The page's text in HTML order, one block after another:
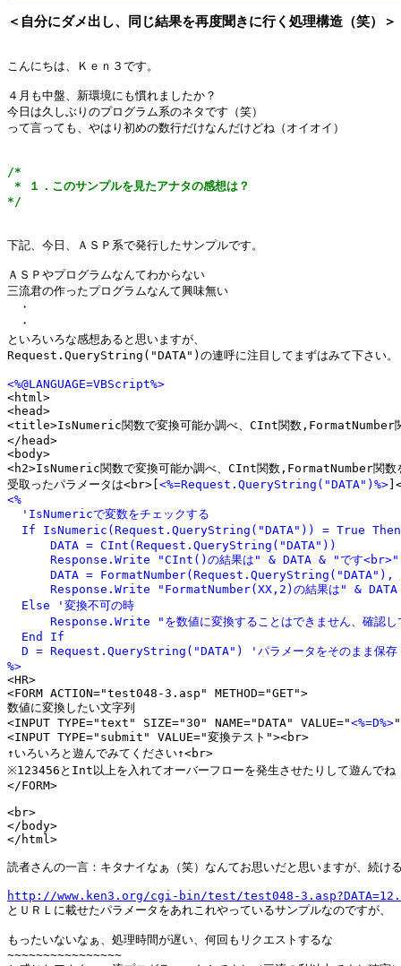
＜自分にダメ出し、同じ結果を再度聞きに行く処理構造（笑）＞
こんにちは、Ｋｅｎ３です。
４月も中盤、新環境にも慣れましたか？
今日は久しぶりのプログラム系のネタです（笑）
って言っても、やはり初めの数行だけなんだけどね（オイオイ）
/*
* １．このサンプルを見たアナタの感想は？
*/
下記、今日、ＡＳＰ系で発行したサンプルです。
ＡＳＰやプログラムなんてわからない
三流君の作ったプログラムなんて興味無い
・
・
といろいろな感想あると思いますが、
Request.QueryString("DATA")の連呼に注目してまずはみて下さい。
<%@LANGUAGE=VBScript%>
<html>
<head>
<title>IsNumeric関数で変換可能か調べ、CInt関数
</head>
<body>
<h2>IsNumeric関数で変換可能か調べ、CInt関数,FormatNumber関数
受取ったパラメータは<br>[ <%=Request.QueryString("DATA")%>
<%
  'IsNumericで変数をチェックする
If IsNumeric(Request.QueryString("DATA")) = True Then
      DATA = CInt(Request.QueryString("DATA"))
      Response.Write "CInt()の結果は" & DATA & "です<br>"
DATA = FormatNumber(Request.QueryString("DATA"),
Response.Write "FormatNumber(XX,2)の結果は" & DATA
  Else '変換不可の時
Response.Write "を数値に変換することはできません、確認し
  End If
  D = Request.QueryString("DATA") 'パラメータをそのまま保存
%>
<HR>
<FORM ACTION="test048-3.asp" METHOD="GET">
数値に変換したい文字列
<INPUT TYPE="text" SIZE="30" NAME="DATA" VALUE="<%=D%>
<INPUT TYPE="submit" VALUE="変換テスト"><br>
↑いろいろと遊んでみてください↑<br>
※123456とInt以上を入れてオーバーフローを発生させたりして遊んでね
</FORM>
<br>
</body>
</html>
読者さんの一言：キタナイなぁ（笑）なんてお思いだと思いますが、続け
http://www.ken3.org/cgi-bin/test/test048-
とＵＲＬに載せたパラメータをあれこれやっているサンプルなのですが、
もったいないなぁ、処理時間が遅い、何回もリクエストするな
~~~~~~~~~~~~~~~~